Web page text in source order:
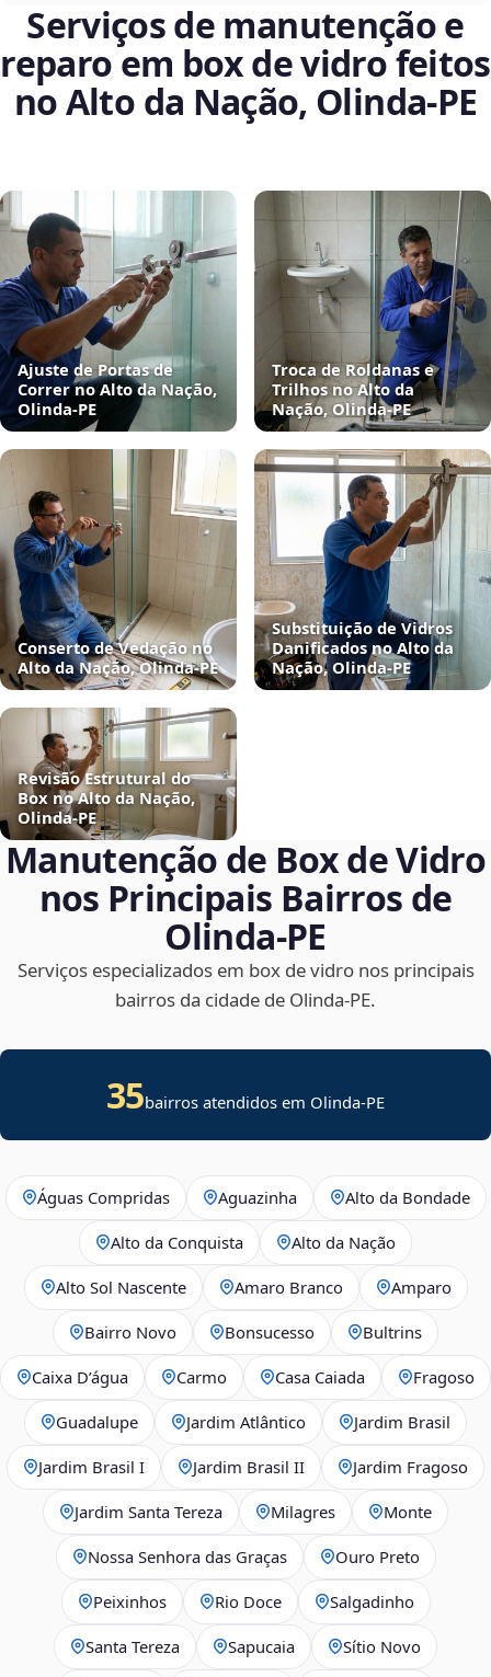
Serviços de manutenção e
reparo em box de vidro feitos
no Alto da Nação, Olinda‑PE
Ajuste de Portas de
Correr no Alto da Nação,
Olinda‑PE
Troca de Roldanas e
Trilhos no Alto da
Nação, Olinda‑PE
Conserto de Vedação no
Alto da Nação, Olinda‑PE
Substituição de Vidros
Danificados no Alto da
Nação, Olinda‑PE
Revisão Estrutural do
Box no Alto da Nação,
Olinda‑PE
Manutenção de Box de Vidro
nos Principais Bairros de
Olinda‑PE
Serviços especializados em box de vidro nos principais
bairros da cidade de Olinda‑PE.
35bairros atendidos em Olinda-PE
Águas Compridas Aguazinha Alto da Bondade
Alto da Conquista Alto da Nação
Alto Sol Nascente Amaro Branco Amparo
Bairro Novo Bonsucesso Bultrins
Caixa D’água Carmo Casa Caiada Fragoso
Guadalupe Jardim Atlântico Jardim Brasil
Jardim Brasil I Jardim Brasil II Jardim Fragoso
Jardim Santa Tereza Milagres Monte
Nossa Senhora das Graças Ouro Preto
Peixinhos Rio Doce Salgadinho
Santa Tereza Sapucaia Sítio Novo